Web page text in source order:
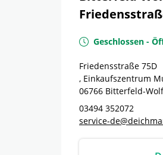
Geschlossen -
Friedensstraße 75D
, Einkaufszentrum
06766 Bitterfeld-
03494 352072
service-